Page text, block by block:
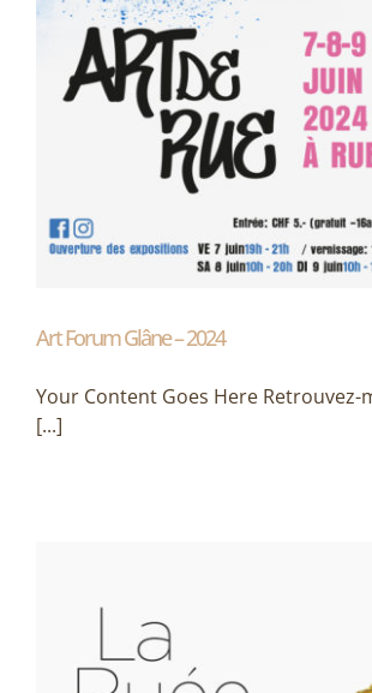
Art Forum Glâne – 2024
Your Content Goes Here Retrouvez-
[...]